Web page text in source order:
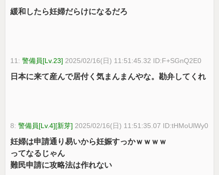
緩和したら妊婦だらけになるだろ
11:警備員[Lv.23] 2025/02/16(日) 11:51:45.32 ID:F+SGnQ2E0
日本に来て産んで居付く気まんまんやな。勘弁してくれ
8:警備員[Lv.4][新芽] 2025/02/16(日) 11:51:35.07 ID:tHMoUlWy0
妊婦は申請通り易いから妊娠すっかｗｗｗｗ
ってなるじゃん
難民申請に攻略法は作れない